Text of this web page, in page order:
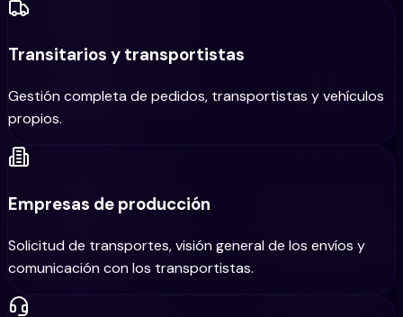
Transitarios y transportistas
Gestión completa de pedidos, transportistas y vehículos
propios.
Empresas de producción
Solicitud de transportes, visión general de los envíos y
comunicación con los transportistas.